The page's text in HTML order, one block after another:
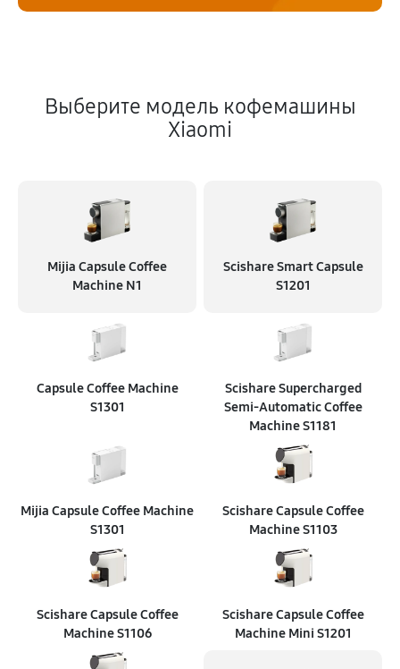
Выберите модель кофемашины
Xiaomi
Mijia Capsule Coffee
Machine N1
Scishare Smart Capsule
S1201
Capsule Coffee Machine
S1301
Scishare Supercharged
Semi‑Automatic Coffee
Machine S1181
Mijia Capsule Coffee Machine
S1301
Scishare Capsule Coffee
Machine S1103
Scishare Capsule Coffee
Machine S1106
Scishare Capsule Coffee
Machine Mini S1201